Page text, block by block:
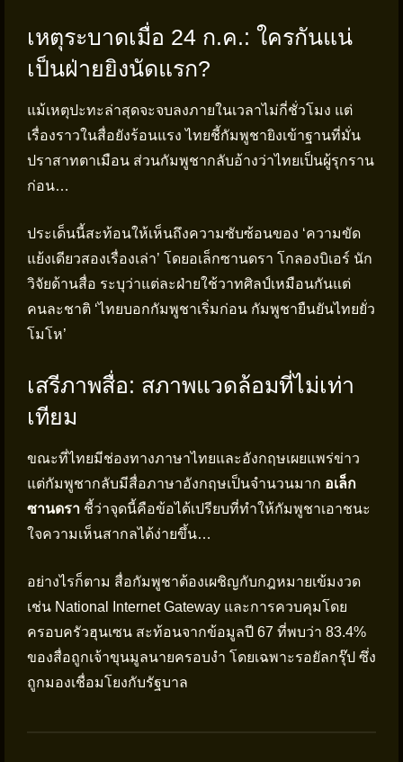
เหตุระบาดเมื่อ 24 ก.ค.: ใครกันแน่
เป็นฝ่ายยิงนัดแรก?
แม้เหตุปะทะล่าสุดจะจบลงภายในเวลาไม่กี่ชั่วโมง แต่
เรื่องราวในสื่อยังร้อนแรง ไทยชี้กัมพูชายิงเข้าฐานที่มั่น
ปราสาทตาเมือน ส่วนกัมพูชากลับอ้างว่าไทยเป็นผู้รุกราน
ก่อน…
ประเด็นนี้สะท้อนให้เห็นถึงความซับซ้อนของ ‘ความขัด
แย้งเดียวสองเรื่องเล่า’ โดยอเล็กซานดรา โกลองบิเอร์ นัก
วิจัยด้านสื่อ ระบุว่าแต่ละฝ่ายใช้วาทศิลป์เหมือนกันแต่
คนละชาติ ‘ไทยบอกกัมพูชาเริ่มก่อน กัมพูชายืนยันไทยยั่ว
โมโห’
เสรีภาพสื่อ: สภาพแวดล้อมที่ไม่เท่า
เทียม
ขณะที่ไทยมีช่องทางภาษาไทยและอังกฤษเผยแพร่ข่าว
แต่กัมพูชากลับมีสื่อภาษาอังกฤษเป็นจำนวนมาก อเล็ก
ซานดรา ชี้ว่าจุดนี้คือข้อได้เปรียบที่ทำให้กัมพูชาเอาชนะ
ใจความเห็นสากลได้ง่ายขึ้น…
อย่างไรก็ตาม สื่อกัมพูชาต้องเผชิญกับกฎหมายเข้มงวด
เช่น National Internet Gateway และการควบคุมโดย
ครอบครัวฮุนเซน สะท้อนจากข้อมูลปี 67 ที่พบว่า 83.4%
ของสื่อถูกเจ้าขุนมูลนายครอบงำ โดยเฉพาะรอยัลกรุ๊ป ซึ่ง
ถูกมองเชื่อมโยงกับรัฐบาล